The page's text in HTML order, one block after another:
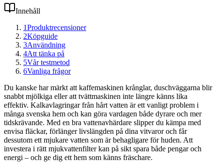
Innehåll
1Produktrecensioner
2Köpguide
3Användning
4Att tänka på
5Vår testmetod
6Vanliga frågor
Du kanske har märkt att kaffemaskinen krånglar, duschväggarna blir
snabbt mjölkiga eller att tvättmaskinen inte längre känns lika
effektiv. Kalkavlagringar från hårt vatten är ett vanligt problem i
många svenska hem och kan göra vardagen både dyrare och mer
tidskrävande. Med en bra vattenavhärdare slipper du kämpa med
envisa fläckar, förlänger livslängden på dina vitvaror och får
dessutom ett mjukare vatten som är behagligare för huden. Att
investera i rätt mjukvattenfilter kan på sikt spara både pengar och
energi – och ge dig ett hem som känns fräschare.